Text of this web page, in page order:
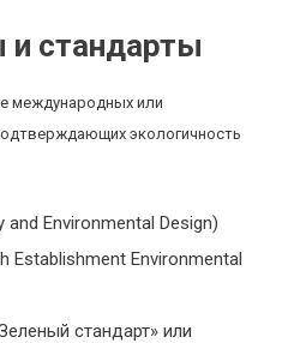
и стандарты
международных или
экологичность
and Environmental Design)
Establishment Environmental
стандарт» или